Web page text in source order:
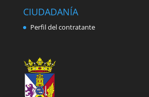
CIUDADANÍA
Perfil del contratante